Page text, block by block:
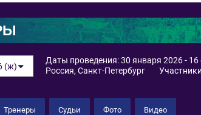
(ж)
Даты проведения: 30 января 2026 -
Россия, Санкт-Петербург
Тренеры Судьи Фото Видео